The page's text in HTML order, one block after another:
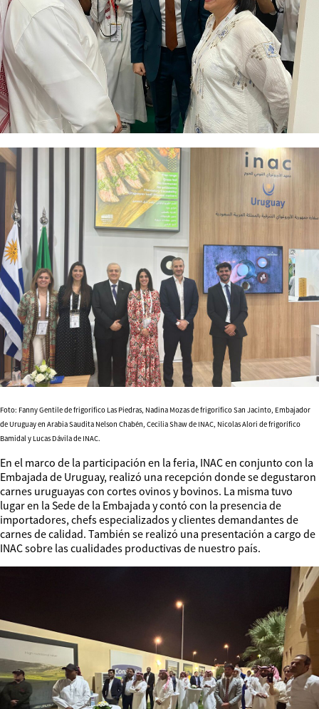
Foto: Fanny Gentile de frigorífico Las Piedras, Nadina Mozas de frigorífico San Jacinto, Embajador
de Uruguay en Arabia Saudita Nelson Chabén, Cecilia Shaw de INAC, Nicolas Alori de frigorífico
Bamidal y Lucas Dávila de INAC.
En el marco de la participación en la feria, INAC en conjunto con la
Embajada de Uruguay, realizó una recepción donde se degustaron
carnes uruguayas con cortes ovinos y bovinos. La misma tuvo
lugar en la Sede de la Embajada y contó con la presencia de
importadores, chefs especializados y clientes demandantes de
carnes de calidad. También se realizó una presentación a cargo de
INAC sobre las cualidades productivas de nuestro país.